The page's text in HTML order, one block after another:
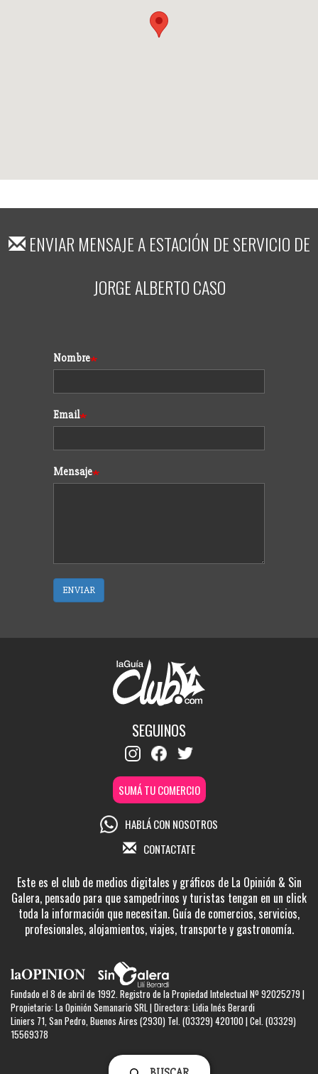
ENVIAR MENSAJE AESTACIÓN DE SERVICIO DE
JORGE ALBERTO CASO
Formulario
Nombre
Email
Mensaje
ENVIAR
SEGUINOS
SUMÁ TU COMERCIO
HABLÁ CON NOSOTROS
CONTACTATE
Este es el club de medios digitales y gráficos de La Opinión & Sin
Galera, pensado para que sampedrinos y turistas tengan en un click
toda la información que necesitan. Guía de comercios, servicios,
profesionales, alojamientos, viajes, transporte y gastronomía.
Fundado el 8 de abril de 1992. Registro de la Propiedad Intelectual Nº 92025279 |
Propietario: La Opinión Semanario SRL | Directora: Lidia Inés Berardi
Liniers 71, San Pedro, Buenos Aires (2930) Tel. (03329) 420100 | Cel. (03329)
15569378